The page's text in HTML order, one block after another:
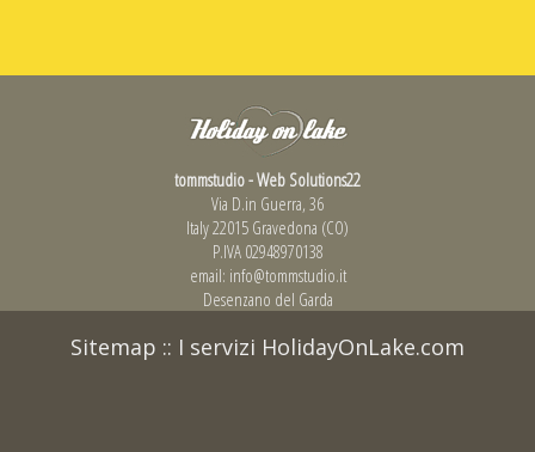
tommstudio - Web Solutions22
Via D.in Guerra, 36
Italy 22015 Gravedona (CO)
P.IVA 02948970138
email: info@tommstudio.it
Desenzano del Garda
Sitemap :: I servizi HolidayOnLake.com